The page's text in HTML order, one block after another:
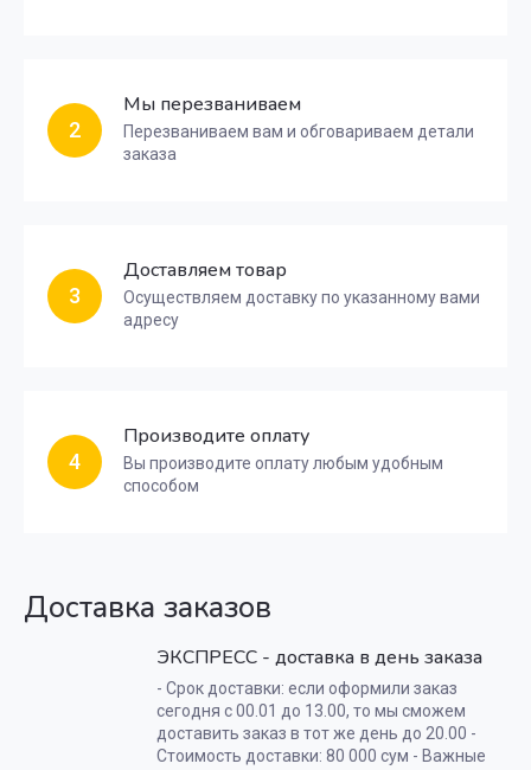
2
Мы перезваниваем
Перезваниваем вам и обговариваем детали
заказа
3
Доставляем товар
Осуществляем доставку по указанному вами
адресу
4
Производите оплату
Вы производите оплату любым удобным
способом
Доставка заказов
ЭКСПРЕСС - доставка в день заказа
- Срок доставки: если оформили заказ
сегодня с 00.01 до 13.00, то мы сможем
доставить заказ в тот же день до 20.00 -
Стоимость доставки: 80 000 сум - Важные